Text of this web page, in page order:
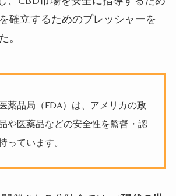
確立するためのプレッシャーを
。
薬品局（FDA）は、アメリカの政
や医薬品などの安全性を監督・認
っています。